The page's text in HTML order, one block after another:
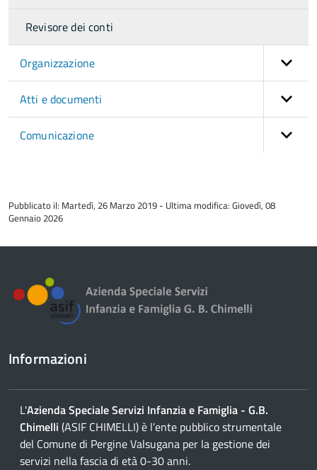
Revisore dei conti
Organizzazione
Atti e documenti
Comunicazione
del
contenuto
Pubblicato il: Martedì, 26 Marzo 2019 - Ultima modifica: Giovedì, 08
Gennaio 2026
Informazioni
L'Azienda Speciale Servizi Infanzia e Famiglia - G.B.
Chimelli (ASIF CHIMELLI) è l’ente pubblico strumentale
del Comune di Pergine Valsugana per la gestione dei
servizi nella fascia di età 0-30 anni.